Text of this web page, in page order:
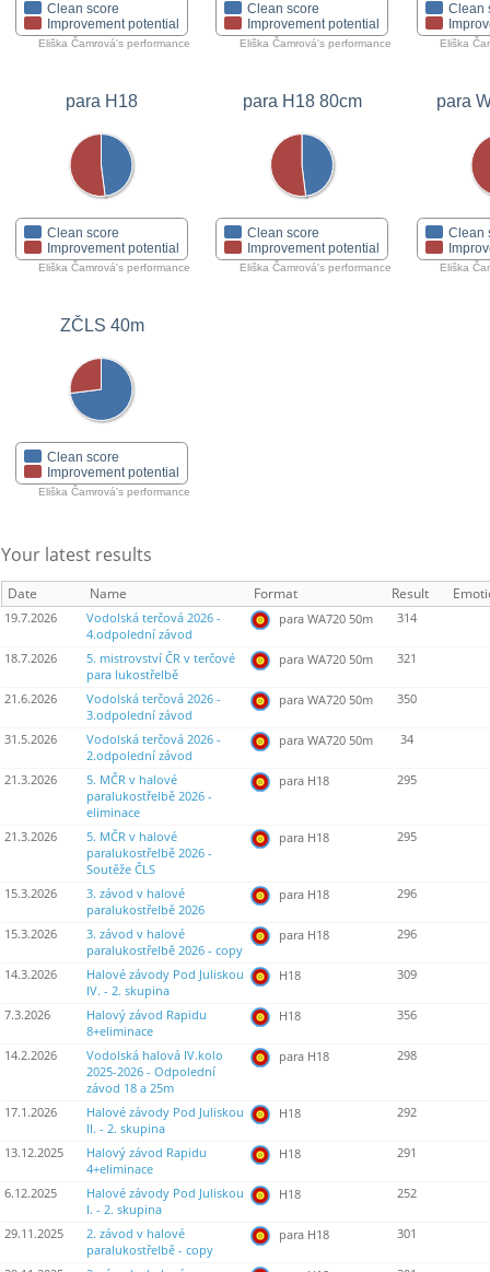
Clean score
Improvement potential
Eliška Čamrová's performance
Clean score
Improvement potential
Eliška Čamrová's performance
Clean
Eliška
para H18
Clean score
Improvement potential
Eliška Čamrová's performance
para H18 80cm
Clean score
Improvement potential
Eliška Čamrová's performance
para
Clean
Eliška
ZČLS 40m
Clean score
Improvement potential
Eliška Čamrová's performance
Your latest results
Date Name Format Result
19.7.2026
Vodolská terčová 2026 -
4.odpolední závod
para WA720 50m 314
18.7.2026
5. mistrovství ČR v terčové
para lukostřelbě
para WA720 50m 321
21.6.2026
Vodolská terčová 2026 -
3.odpolední závod
para WA720 50m 350
31.5.2026
Vodolská terčová 2026 -
2.odpolední závod
para WA720 50m 34
21.3.2026
5. MČR v halové
paralukostřelbě 2026 -
eliminace
para H18 295
21.3.2026
5. MČR v halové
paralukostřelbě 2026 -
Soutěže ČLS
para H18 295
15.3.2026
3. závod v halové
paralukostřelbě 2026
para H18 296
15.3.2026
3. závod v halové
paralukostřelbě 2026 - copy
para H18 296
14.3.2026
Halové závody Pod Juliskou
IV. - 2. skupina
H18 309
7.3.2026
Halový závod Rapidu
8+eliminace
H18 356
14.2.2026
Vodolská halová IV.kolo
2025-2026 - Odpolední
závod 18 a 25m
para H18 298
17.1.2026
Halové závody Pod Juliskou
II. - 2. skupina
H18 292
13.12.2025
Halový závod Rapidu
4+eliminace
H18 291
6.12.2025
Halové závody Pod Juliskou
I. - 2. skupina
H18 252
29.11.2025
2. závod v halové
paralukostřelbě - copy
para H18 301